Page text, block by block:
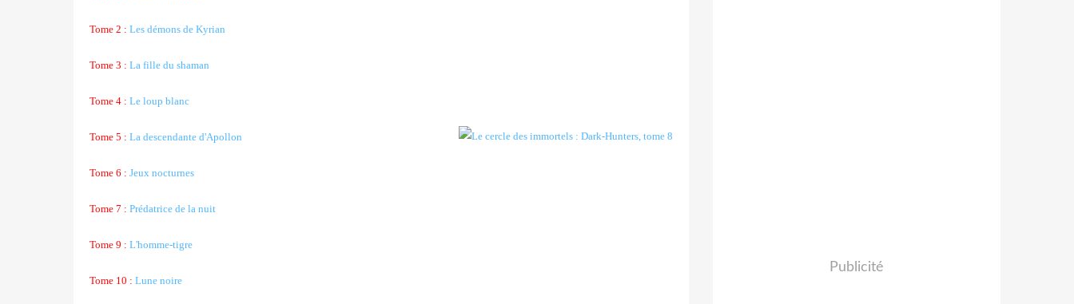
Tome 2 : Les démons de Kyrian
Tome 3 : La fille du shaman
Tome 4 : Le loup blanc
Tome 5 : La descendante d'Apollon
Tome 6 : Jeux nocturnes
Tome 7 : Prédatrice de la nuit
Tome 9 : L'homme-tigre
Tome 10 : Lune noire
Publicité